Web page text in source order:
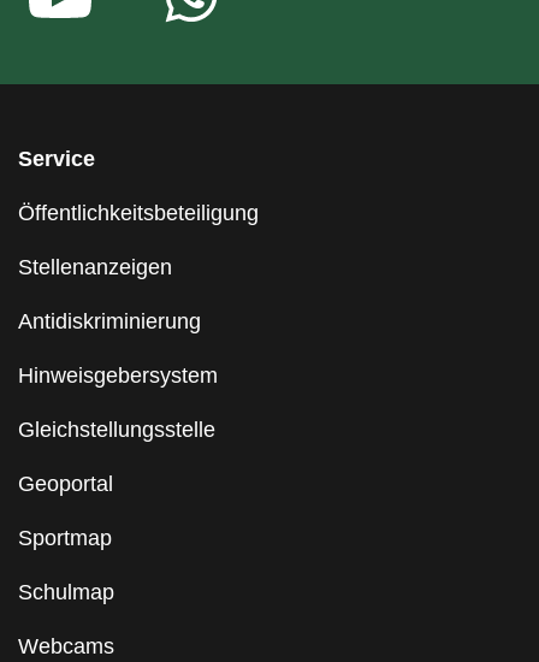
Service
Öffentlichkeitsbeteiligung
Stellenanzeigen
Antidiskriminierung
Hinweisgebersystem
Gleichstellungsstelle
Geoportal
Sportmap
Schulmap
Webcams